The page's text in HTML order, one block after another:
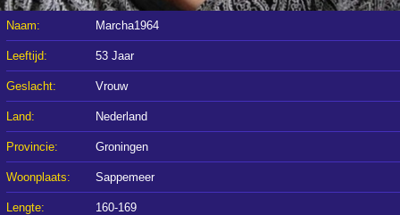
Naam: Marcha1964
Leeftijd: 53 Jaar
Geslacht: Vrouw
Land: Nederland
Provincie: Groningen
Woonplaats: Sappemeer
Lengte: 160-169